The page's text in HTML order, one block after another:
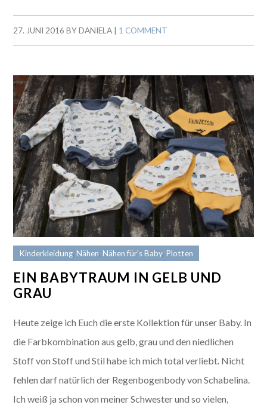
27. JUNI 2016 BYDANIELA 1 COMMENT
Kinderkleidung,Nähen,Nähen für's Baby, Plotten
EIN BABYTRAUM IN GELB UND
GRAU
Heute zeige ich Euch die erste Kollektion für unser Baby. In
die Farbkombination aus gelb, grau und den niedlichen
Stoff von Stoff und Stil habe ich mich total verliebt. Nicht
fehlen darf natürlich der Regenbogenbody von Schabelina.
Ich weiß ja schon von meiner Schwester und so vielen,